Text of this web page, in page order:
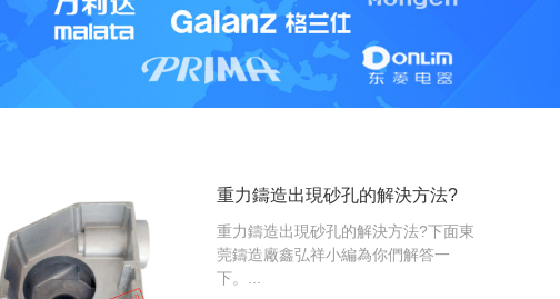
重力鑄造出現砂孔的解決方法?
重力鑄造出現砂孔的解決方法?下面東
莞鑄造廠鑫弘祥小編為你們解答一
下。...